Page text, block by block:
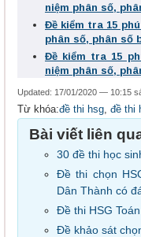
niệm phân số,
Đề kiểm tra 15
phân số, phân số
Đề kiểm tra 15
niệm phân số,
Updated: 17/01/2020 — 10:15
Từ khóa:đề thi hsg đề thi
Bài viết liên
30 đề thi học
Đề thi chọn
Dân Thành có
Đề thi HSG
Đề khảo sát